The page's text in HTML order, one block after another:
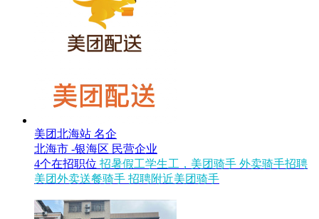
美团北海站 名企
北海市 -银海区 民营企业
4个在招职位 招暑假工学生工，美团骑手 外卖骑手招聘
美团外卖送餐骑手 招聘附近美团骑手